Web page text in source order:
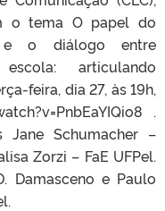
o tema O papel do
e o diálogo entre
articulando
feira, dia 27, às 19h,
.
Jane Schumacher –
Zorzi – FaE UFPel.
Damasceno e Paulo